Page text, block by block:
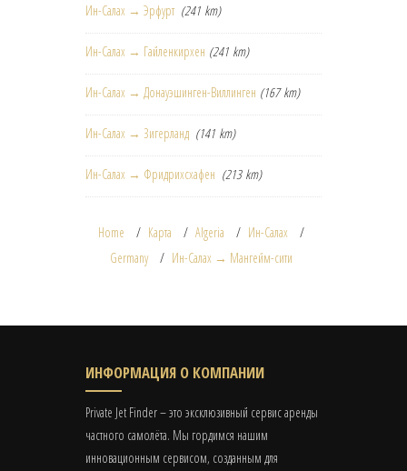
Ин-Салах → Эрфурт (241 km)
Ин-Салах → Гайленкирхен (241 km)
Ин-Салах → Донауэшинген-Виллинген (167 km)
Ин-Салах → Зигерланд (141 km)
Ин-Салах → Фридрихсхафен (213 km)
Home Карта Algeria
Ин-Салах
Germany
Ин-Салах → Мангейм-сити
ИНФОРМАЦИЯ О КОМПАНИИ
Private Jet Finder – это эксклюзивный сервис аренды
частного самолёта. Мы гордимся нашим
инновационным сервисом, созданным для